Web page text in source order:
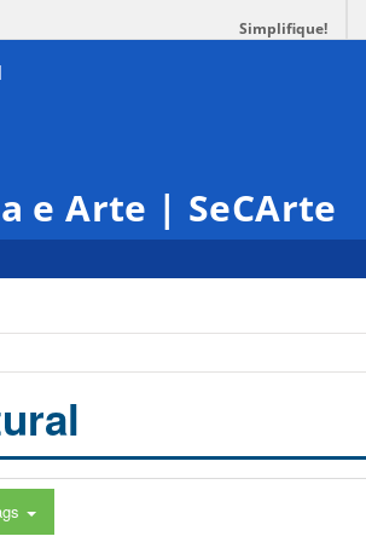
Simplifique!
e Arte | SeCArte